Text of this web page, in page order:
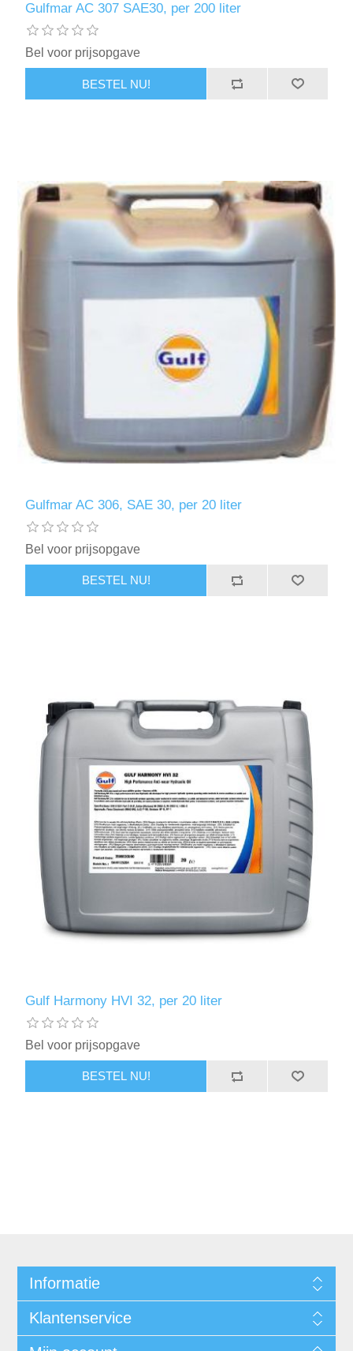
Gulfmar AC 307 SAE30, per 200 liter
Bel voor prijsopgave
BESTEL NU!
Gulfmar AC 306, SAE 30, per 20 liter
Bel voor prijsopgave
BESTEL NU!
Gulf Harmony HVI 32, per 20 liter
Bel voor prijsopgave
BESTEL NU!
Informatie
Klantenservice